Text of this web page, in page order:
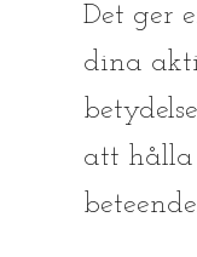
Det ger
dina
att